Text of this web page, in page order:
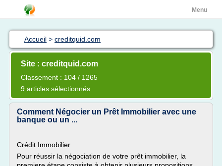
Menu
Accueil > creditquid.com
Site : creditquid.com
Classement : 104 / 1265
9 articles sélectionnés
Comment Négocier un Prêt Immobilier avec une
banque ou un ...
Crédit Immobilier
Pour réussir la négociation de votre prêt immobilier, la